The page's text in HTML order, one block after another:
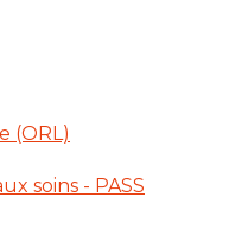
(ORL)
soins - PASS